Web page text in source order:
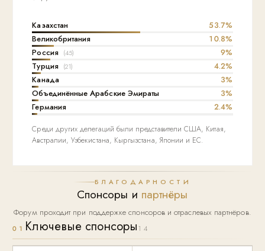
Казахстан
53.7%
Великобритания
10.8%
Россия (45)
9%
Турция (21)
4.2%
Канада
3%
Объединённые Арабские Эмираты
3%
Германия
2.4%
Среди других делегаций были представители США, Китая,
Австралии, Узбекистана, Кыргызстана, Японии и ЕС.
БЛАГОДАРНОСТИ
Спонсоры и партнёры
Форум проходит при поддержке спонсоров и отраслевых партнёров.
01 Ключевые спонсоры14